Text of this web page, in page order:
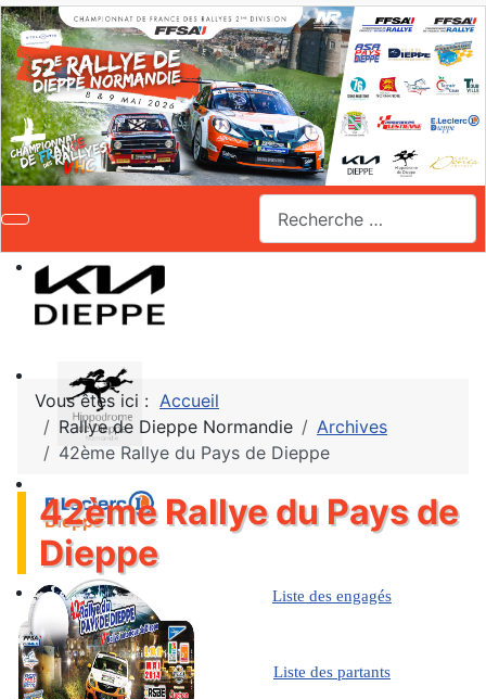
Vous êtes ici : Accueil
Rallye de Dieppe Normandie
Archives
42ème Rallye du Pays de Dieppe
42ème Rallye du Pays de
Dieppe
Liste des engagés
Liste des partants